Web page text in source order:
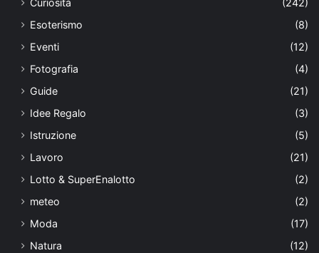
Esoterismo
(8)
Eventi
(12)
Fotografia
(4)
Guide
(21)
Idee Regalo
(3)
Istruzione
(5)
Lavoro
(21)
Lotto & SuperEnalotto
(2)
meteo
(2)
Moda
(17)
Natura
(12)